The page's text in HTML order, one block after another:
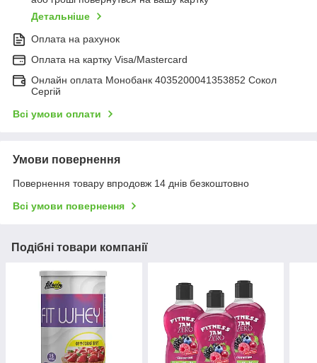
Детальніше
Оплата на рахунок
Оплата на картку Visa/Mastercard
Онлайн оплата Монобанк 4035200041353852 Сокол
Сергій
Всі умови оплати
Умови повернення
Повернення товару впродовж 14 днів безкоштовно
Всі умови повернення
Подібні товари компанії